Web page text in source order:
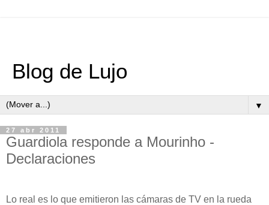
Blog de Lujo
▼
27 abr 2011
Guardiola responde a Mourinho -
Declaraciones
Lo real es lo que emitieron las cámaras de TV en la rueda